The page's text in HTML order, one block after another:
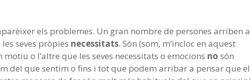
els problemes. Un gran nombre de persones arriben a
les seves pròpies necessitats. Són (som, m’incloc en aquest
o l’altre que les seves necessitats o emocions no són
del que sentim o fins i tot que podem arribar a pensar que el